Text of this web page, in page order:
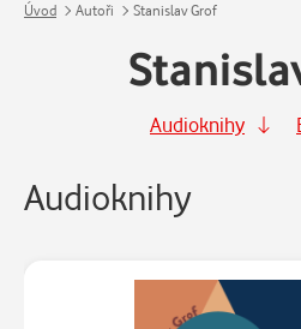
Úvod Autoři Stanislav Grof
Audioknihy
Audioknihy